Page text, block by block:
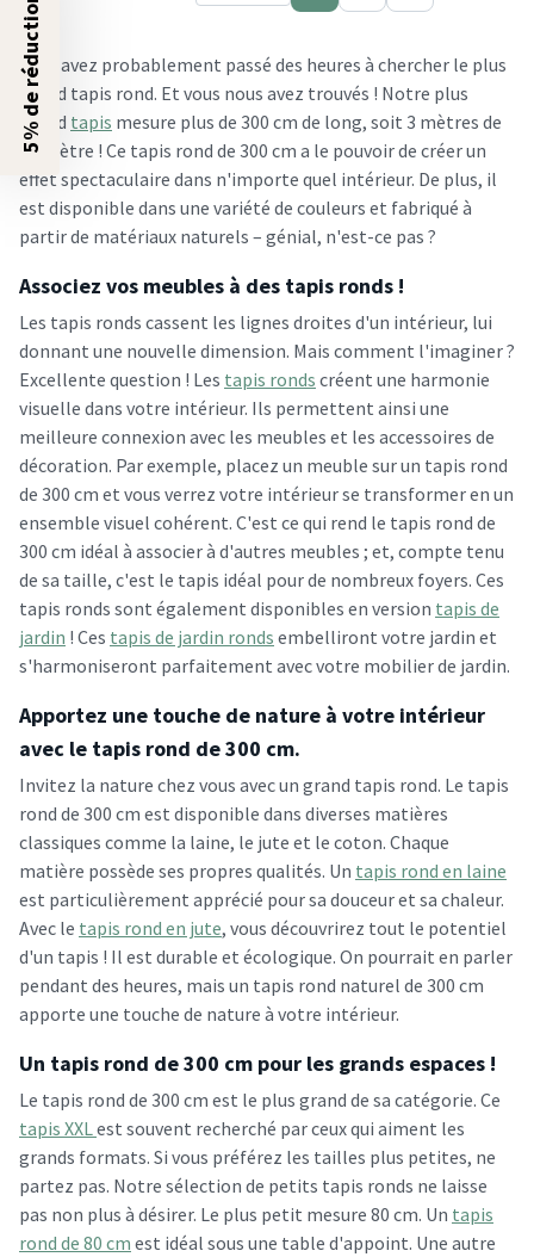
Vous avez probablement passé des heures à chercher le plus
grand tapis rond. Et vous nous avez trouvés ! Notre plus
grand tapis mesure plus de 300 cm de long, soit 3 mètres de
diamètre ! Ce tapis rond de 300 cm a le pouvoir de créer un
effet spectaculaire dans n'importe quel intérieur. De plus, il
est disponible dans une variété de couleurs et fabriqué à
partir de matériaux naturels – génial, n'est-ce pas ?
Associez vos meubles à des tapis ronds !
Les tapis ronds cassent les lignes droites d'un intérieur, lui
donnant une nouvelle dimension. Mais comment l'imaginer ?
Excellente question ! Les tapis ronds créent une harmonie
visuelle dans votre intérieur. Ils permettent ainsi une
meilleure connexion avec les meubles et les accessoires de
décoration. Par exemple, placez un meuble sur un tapis rond
de 300 cm et vous verrez votre intérieur se transformer en un
ensemble visuel cohérent. C'est ce qui rend le tapis rond de
300 cm idéal à associer à d'autres meubles ; et, compte tenu
de sa taille, c'est le tapis idéal pour de nombreux foyers. Ces
tapis ronds sont également disponibles en version tapis de
jardin ! Ces tapis de jardin ronds embelliront votre jardin et
s'harmoniseront parfaitement avec votre mobilier de jardin.
Apportez une touche de nature à votre intérieur
avec le tapis rond de 300 cm.
Invitez la nature chez vous avec un grand tapis rond. Le tapis
rond de 300 cm est disponible dans diverses matières
classiques comme la laine, le jute et le coton. Chaque
matière possède ses propres qualités. Un tapis rond en laine
est particulièrement apprécié pour sa douceur et sa chaleur.
Avec le tapis rond en jute, vous découvrirez tout le potentiel
d'un tapis ! Il est durable et écologique. On pourrait en parler
pendant des heures, mais un tapis rond naturel de 300 cm
apporte une touche de nature à votre intérieur.
Un tapis rond de 300 cm pour les grands espaces !
Le tapis rond de 300 cm est le plus grand de sa catégorie. Ce
tapis XXLest souvent recherché par ceux qui aiment les
grands formats. Si vous préférez les tailles plus petites, ne
partez pas. Notre sélection de petits tapis ronds ne laisse
pas non plus à désirer. Le plus petit mesure 80 cm. Un tapis
rond de 80 cm est idéal sous une table d'appoint. Une autre
5% de réduction ?